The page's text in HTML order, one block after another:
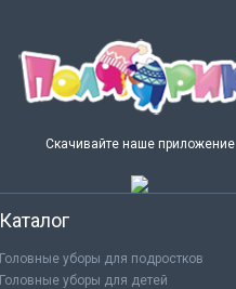
Скачивайте наше приложение
Каталог
Головные уборы для подростков
Головные уборы для детей